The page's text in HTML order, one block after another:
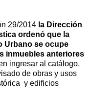
29/2014 la Dirección
ordenó que la
Urbano se ocupe
inmuebles anteriores
ingresar al catálogo,
de obras y usos
y edificios